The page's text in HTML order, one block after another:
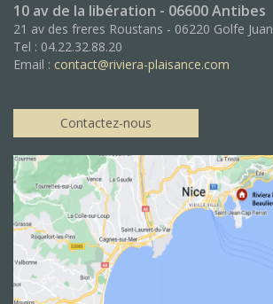
10 av de la libération - 06600 Antibes
21 av des freres Roustans - 06220 Golfe Juan
Tel : 04.22.32.88.20
Email : contact@riviera-plaisance.com
Contactez-nous